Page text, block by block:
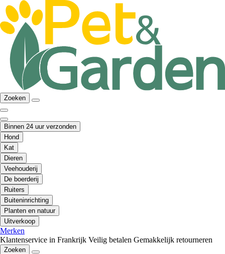
Zoeken
Binnen 24 uur verzonden
Hond
Kat
Dieren
Veehouderij
De boerderij
Ruiters
Buiteninrichting
Planten en natuur
Uitverkoop
Merken
Klantenservice in Frankrijk Veilig betalen Gemakkelijk retourneren
Zoeken